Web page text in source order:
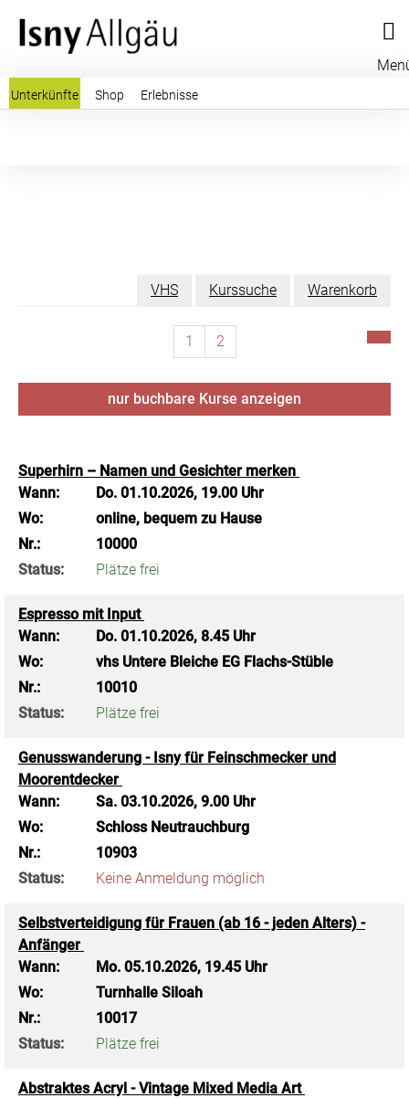
Unterkünfte Shop Erlebnisse
VHS Kurssuche Warenkorb
1 2
nur buchbare Kurse anzeigen
Superhirn – Namen und Gesichter merken
Wann:
Do. 01.10.2026, 19.00 Uhr
Wo:
online, bequem zu Hause
Nr.:
10000
Status:
Plätze frei
Espresso mit Input
Wann:
Do. 01.10.2026, 8.45 Uhr
Wo:
vhs Untere Bleiche EG Flachs-Stüble
Nr.:
10010
Status:
Plätze frei
Genusswanderung - Isny für Feinschmecker und
Moorentdecker
Wann:
Sa. 03.10.2026, 9.00 Uhr
Wo:
Schloss Neutrauchburg
Nr.:
10903
Status:
Keine Anmeldung möglich
Selbstverteidigung für Frauen (ab 16 - jeden Alters) -
Anfänger
Wann:
Mo. 05.10.2026, 19.45 Uhr
Wo:
Turnhalle Siloah
Nr.:
10017
Status:
Plätze frei
Abstraktes Acryl - Vintage Mixed Media Art